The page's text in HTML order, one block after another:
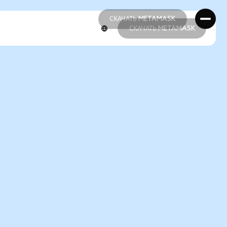
СКАЧАТЬ METAMASK
СКАЧАТЬ METAMASK
СКАЧАТЬ METAMASK